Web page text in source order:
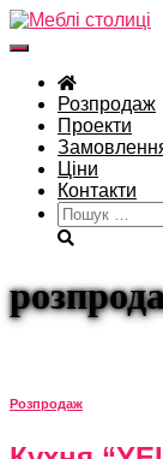
Перемкнути
навігацію
Розпродаж
Проекти
Ціни
Контакти
Пошук:
Розпродаж